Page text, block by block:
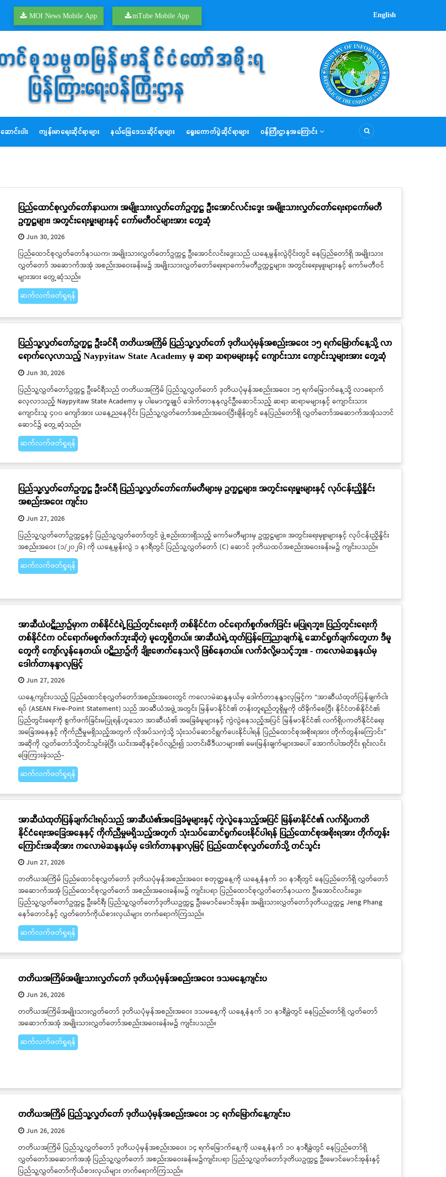
MOI News Mobile App mTube Mobile App English
ဆောင်းပါး ကျန်းမာရေးဆိုင်ရာများ နယ်မြေဒေသဆိုင်ရာများ ရွေးကောက်ပွဲဆိုင်ရာများ ဝန်ကြီးဌာနအကြောင်း
ပြည်ထောင်စုလွှတ်တော်နာယက၊ အမျိုးသားလွှတ်တော်ဥက္ကဋ္ဌ ဦးအောင်လင်းဒွေး အမျိုးသားလွှတ်တော်ရေးရာကော်မတီ
ဥက္ကဋ္ဌများ၊ အတွင်းရေးမှူးများနှင့် ကော်မတီဝင်များအား တွေ့ဆုံ
Jun 30, 2026
ပြည်ထောင်စုလွှတ်တော်နာယက၊ အမျိုးသားလွှတ်တော်ဥက္ကဋ္ဌ ဦးအောင်လင်းဒွေးသည် ယနေ့မွန်းလွဲပိုင်းတွင် နေပြည်တော်ရှိ အမျိုးသား
လွှတ်တော် အဆောက်အအုံ အစည်းအဝေးခန်းမ၌ အမျိုးသားလွှတ်တော်ရေးရာကော်မတီဥက္ကဋ္ဌများ၊ အတွင်းရေးမှူးများနှင့် ကော်မတီဝင်
များအား တွေ့ဆုံသည်။
ဆက်လက်ဖတ်ရှုရန်
ပြည်သူ့လွှတ်တော်ဥက္ကဋ္ဌ ဦးခင်ရီ တတိယအကြိမ် ပြည်သူ့လွှတ်တော် ဒုတိယပုံမှန်အစည်းအဝေး ၁၅ ရက်မြောက်နေ့သို့ လာ
ရောက်လေ့လာသည့် Naypyitaw State Academy မှ ဆရာ ဆရာမများနှင့် ကျောင်းသား ကျောင်းသူများအား တွေ့ဆုံ
Jun 30, 2026
ပြည်သူ့လွှတ်တော်ဥက္ကဋ္ဌ ဦးခင်ရီသည် တတိယအကြိမ် ပြည်သူ့လွှတ်တော် ဒုတိယပုံမှန်အစည်းအဝေး ၁၅ ရက်မြောက်နေ့သို့ လာရောက်
လေ့လာသည့် Naypyitaw State Academy မှ ပါမောက္ခချုပ် ဒေါက်တာနုနုလွင်ဦးဆောင်သည့် ဆရာ ဆရာမများနှင့် ကျောင်းသား
ကျောင်းသူ ၄၀၀ ကျော်အား ယနေ့ညနေပိုင်း ပြည်သူ့လွှတ်တော်အစည်းအဝေးပြီးချိန်တွင် နေပြည်တော်ရှိ လွှတ်တော်အဆောက်အအုံသဘင်
ဆောင်၌ တွေ့ဆုံသည်။
ဆက်လက်ဖတ်ရှုရန်
ပြည်သူ့လွှတ်တော်ဥက္ကဋ္ဌ ဦးခင်ရီ ပြည်သူ့လွှတ်တော်ကော်မတီများမှ ဥက္ကဋ္ဌများ၊ အတွင်းရေးမှူးများနှင့် လုပ်ငန်းညှိနှိုင်း
အစည်းအဝေး ကျင်းပ
Jun 27, 2026
ပြည်သူ့လွှတ်တော်ဥက္ကဋ္ဌနှင့် ပြည်သူ့လွှတ်တော်တွင် ဖွဲ့စည်းထားရှိသည့် ကော်မတီများမှ ဥက္ကဋ္ဌများ၊ အတွင်းရေးမှူးများနှင့် လုပ်ငန်းညှိနှိုင်း
အစည်းအဝေး (၁/၂၀၂၆) ကို ယနေ့မွန်းလွဲ ၁ နာရီတွင် ပြည်သူ့လွှတ်တော် (C) ဆောင် ဒုတိယထပ်အစည်းအဝေးခန်းမ၌ ကျင်းပသည်။
ဆက်လက်ဖတ်ရှုရန်
အာဆီယံပဋိညာဉ်မှာက တစ်နိုင်ငံရဲ့ ပြည်တွင်းရေးကို တစ်နိုင်ငံက ဝင်ရောက်စွက်ဖက်ခြင်း မပြုရဘူး၊ ပြည်တွင်းရေးကို
တစ်နိုင်ငံက ဝင်ရောက်မစွက်ဖက်ဘူးဆိုတဲ့ မူတွေရှိတယ်။ အာဆီယံရဲ့ ထုတ်ပြန်ကြေညာချက်နဲ့ ဆောင်ရွက်ချက်တွေဟာ ဒီမူ
တွေကို ကျော်လွန်နေတယ်၊ ပဋိညာဉ်ကို ချိုးဖောက်နေသလို ဖြစ်နေတယ်။ လက်ခံလို့မသင့်ဘူး။ - ကလောမဲဆန္ဒနယ်မှ
ဒေါက်တာနန္ဒာလှမြင့်
Jun 27, 2026
ယနေ့ကျင်းပသည့် ပြည်ထောင်စုလွှတ်တော်အစည်းအဝေးတွင် ကလောမဲဆန္ဒနယ်မှ ဒေါက်တာနန္ဒာလှမြင့်က “အာဆီယံထုတ်ပြန်ချက်ငါး
ရပ် (ASEAN Five-Point Statement) သည် အာဆီယံအဖွဲ့အတွင်း မြန်မာနိုင်ငံ၏ တန်းတူရည်တူရှိမှုကို ထိခိုက်စေပြီး နိုင်ငံတစ်နိုင်ငံ၏
ပြည်တွင်းရေးကို စွက်ဖက်ခြင်းမပြုရန်ဟူသော အာဆီယံ၏ အခြေခံမူများနှင့် ကွဲလွဲနေသည့်အပြင် မြန်မာနိုင်ငံ၏ လက်ရှိပကတိနိုင်ငံရေး
အခြေအနေနှင့် ကိုက်ညီမှုမရှိသည့်အတွက် လိုအပ်သကဲ့သို့ သုံးသပ်ဆောင်ရွက်ပေးနိုင်ပါရန် ပြည်ထောင်စုအစိုးရအား တိုက်တွန်းကြောင်း”
အဆိုကို လွှတ်တော်သို့တင်သွင်းခဲ့ပြီး ယင်းအဆိုနှင့်စပ်လျဉ်း၍ သတင်းမီဒီယာများ၏ မေးမြန်းချက်များအပေါ် အောက်ပါအတိုင်း ရှင်းလင်း
ဖြေကြားခဲ့သည်-
ဆက်လက်ဖတ်ရှုရန်
အာဆီယံထုတ်ပြန်ချက်ငါးရပ်သည် အာဆီယံ၏အခြေခံမူများနှင့် ကွဲလွဲနေသည့်အပြင် မြန်မာနိုင်ငံ၏ လက်ရှိပကတိ
နိုင်ငံရေးအခြေအနေနှင့် ကိုက်ညီမှုမရှိသည့်အတွက် သုံးသပ်ဆောင်ရွက်ပေးနိုင်ပါရန် ပြည်ထောင်စုအစိုးရအား တိုက်တွန်း
ကြောင်းအဆိုအား ကလောမဲဆန္ဒနယ်မှ ဒေါက်တာနန္ဒာလှမြင့် ပြည်ထောင်စုလွှတ်တော်သို့ တင်သွင်း
Jun 27, 2026
တတိယအကြိမ် ပြည်ထောင်စုလွှတ်တော် ဒုတိယပုံမှန်အစည်းအဝေး စတုတ္ထနေ့ကို ယနေ့နံနက် ၁၀ နာရီတွင် နေပြည်တော်ရှိ လွှတ်တော်
အဆောက်အအုံ ပြည်ထောင်စုလွှတ်တော် အစည်းအဝေးခန်းမ၌ ကျင်းပရာ ပြည်ထောင်စုလွှတ်တော်နာယက ဦးအောင်လင်းဒွေး၊
ပြည်သူ့လွှတ်တော်ဥက္ကဋ္ဌ ဦးခင်ရီ၊ ပြည်သူ့လွှတ်တော်ဒုတိယဥက္ကဋ္ဌ ဦးမောင်မောင်အုန်း၊ အမျိုးသားလွှတ်တော်ဒုတိယဥက္ကဋ္ဌ Jeng Phang
နော်တောင်နှင့် လွှတ်တော်ကိုယ်စားလှယ်များ တက်ရောက်ကြသည်။
ဆက်လက်ဖတ်ရှုရန်
တတိယအကြိမ်အမျိုးသားလွှတ်တော် ဒုတိယပုံမှန်အစည်းအဝေး ဒသမနေ့ကျင်းပ
Jun 26, 2026
တတိယအကြိမ်အမျိုးသားလွှတ်တော် ဒုတိယပုံမှန်အစည်းအဝေး ဒသမနေ့ကို ယနေ့နံနက် ၁၀ နာရီခွဲတွင် နေပြည်တော်ရှိ လွှတ်တော်
အဆောက်အအုံ အမျိုးသားလွှတ်တော်အစည်းအဝေးခန်းမ၌ ကျင်းပသည်။
ဆက်လက်ဖတ်ရှုရန်
တတိယအကြိမ် ပြည်သူ့လွှတ်တော် ဒုတိယပုံမှန်အစည်းအဝေး ၁၄ ရက်မြောက်နေ့ကျင်းပ
Jun 26, 2026
တတိယအကြိမ် ပြည်သူ့လွှတ်တော် ဒုတိယပုံမှန်အစည်းအဝေး ၁၄ ရက်မြောက်နေ့ကို ယနေ့နံနက် ၁၀ နာရီခွဲတွင် နေပြည်တော်ရှိ
လွှတ်တော်အဆောက်အအုံ ပြည်သူ့လွှတ်တော် အစည်းအဝေးခန်းမ၌ကျင်းပရာ ပြည်သူ့လွှတ်တော်ဒုတိယဥက္ကဋ္ဌ ဦးမောင်မောင်အုန်းနှင့်
ပြည်သူ့လွှတ်တော်ကိုယ်စားလှယ်များ တက်ရောက်ကြသည်။